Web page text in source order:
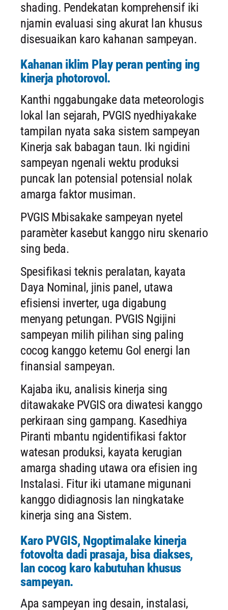
shading. Pendekatan komprehensif iki
njamin evaluasi sing akurat lan khusus
disesuaikan karo kahanan sampeyan.
Kahanan iklim Play peran penting ing
kinerja photorovol.
Kanthi nggabungake data meteorologis
lokal lan sejarah, PVGIS nyedhiyakake
tampilan nyata saka sistem sampeyan
Kinerja sak babagan taun. Iki ngidini
sampeyan ngenali wektu produksi
puncak lan potensial potensial nolak
amarga faktor musiman.
PVGIS Mbisakake sampeyan nyetel
paramèter kasebut kanggo niru skenario
sing beda.
Spesifikasi teknis peralatan, kayata
Daya Nominal, jinis panel, utawa
efisiensi inverter, uga digabung
menyang petungan. PVGIS Ngijini
sampeyan milih pilihan sing paling
cocog kanggo ketemu Gol energi lan
finansial sampeyan.
Kajaba iku, analisis kinerja sing
ditawakake PVGIS ora diwatesi kanggo
perkiraan sing gampang. Kasedhiya
Piranti mbantu ngidentifikasi faktor
watesan produksi, kayata kerugian
amarga shading utawa ora efisien ing
Instalasi. Fitur iki utamane migunani
kanggo didiagnosis lan ningkatake
kinerja sing ana Sistem.
Karo PVGIS, Ngoptimalake kinerja
fotovolta dadi prasaja, bisa diakses,
lan cocog karo kabutuhan khusus
sampeyan.
Apa sampeyan ing desain, instalasi,